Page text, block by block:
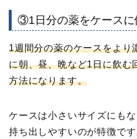
③1日分の薬をケースに
1週間分の薬のケースをより
に朝、昼、晩など1日に飲む
方法になります。
ケースは小さいサイズにも
持ち出しやすいのが特徴です